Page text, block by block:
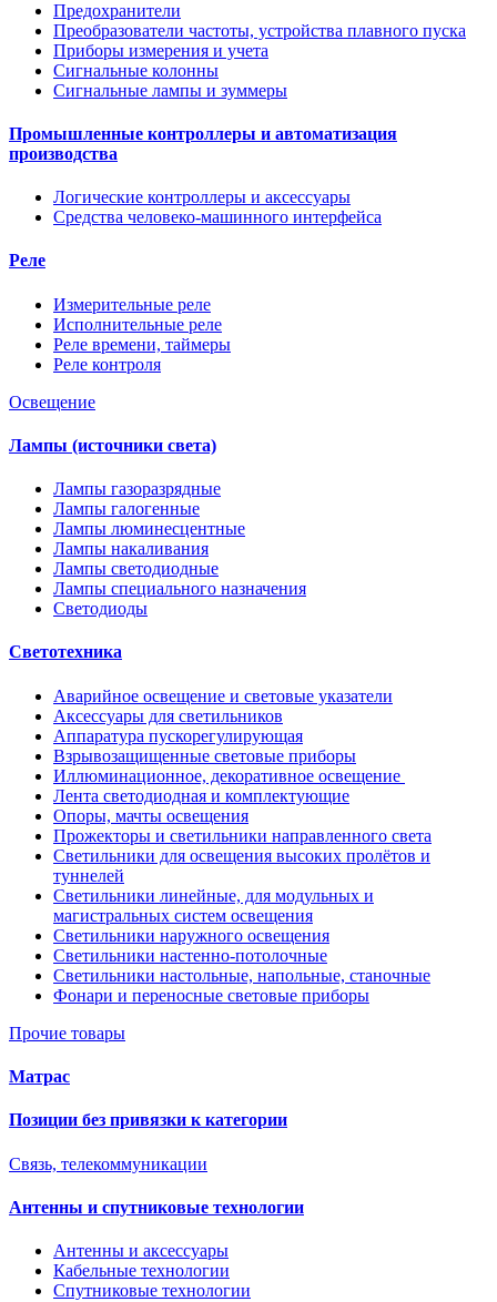
Предохранители
Преобразователи частоты, устройства плавного пуска
Приборы измерения и учета
Сигнальные колонны
Сигнальные лампы и зуммеры
Промышленные контроллеры и автоматизация
производства
Логические контроллеры и аксессуары
Средства человеко-машинного интерфейса
Реле
Измерительные реле
Исполнительные реле
Реле времени, таймеры
Реле контроля
Освещение
Лампы (источники света)
Лампы газоразрядные
Лампы галогенные
Лампы люминесцентные
Лампы накаливания
Лампы светодиодные
Лампы специального назначения
Светодиоды
Светотехника
Аварийное освещение и световые указатели
Аксессуары для светильников
Аппаратура пускорегулирующая
Взрывозащищенные световые приборы
Иллюминационное, декоративное освещение
Лента светодиодная и комплектующие
Опоры, мачты освещения
Прожекторы и светильники направленного света
Светильники для освещения высоких пролётов и
туннелей
Светильники линейные, для модульных и
магистральных систем освещения
Светильники наружного освещения
Светильники настенно-потолочные
Светильники настольные, напольные, станочные
Фонари и переносные световые приборы
Прочие товары
Матрас
Позиции без привязки к категории
Связь, телекоммуникации
Антенны и спутниковые технологии
Антенны и аксессуары
Кабельные технологии
Спутниковые технологии